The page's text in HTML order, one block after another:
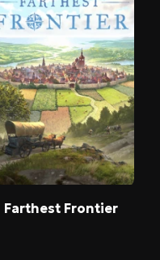
Farthest Frontier